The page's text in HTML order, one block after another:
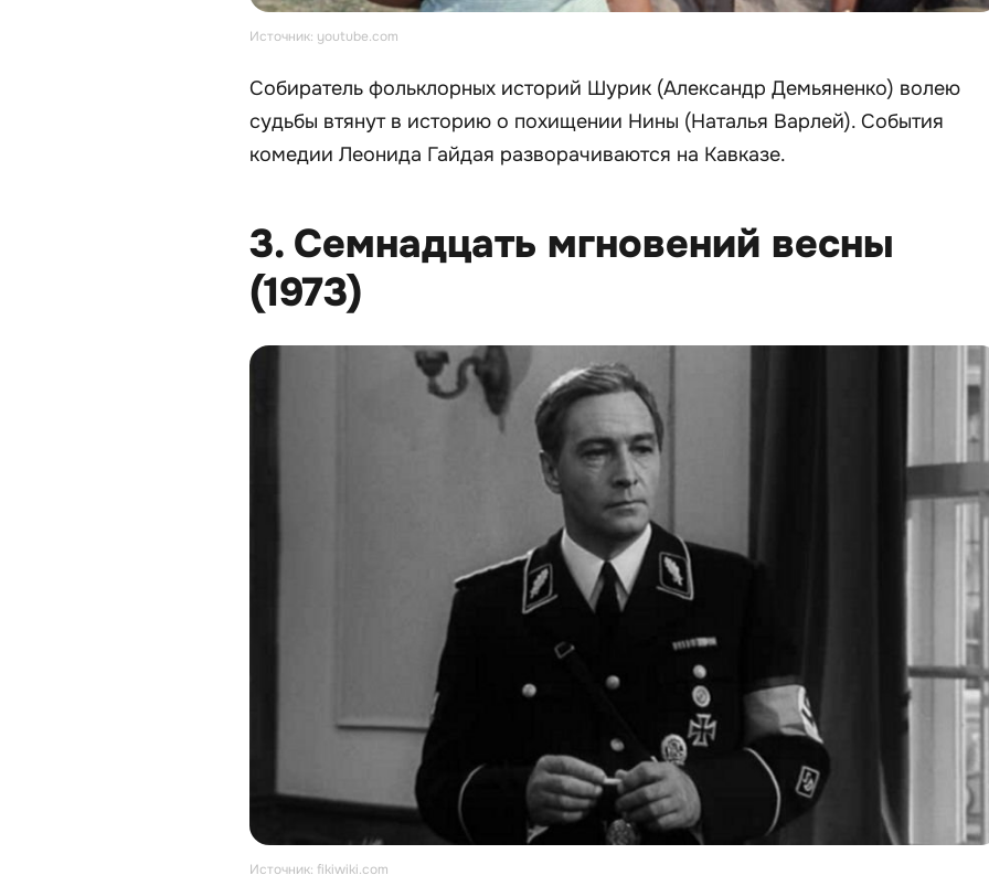
Источник: youtube.com
Собиратель фольклорных историй Шурик (Александр Демьяненко) волею
судьбы втянут в историю о похищении Нины (Наталья Варлей). События
комедии Леонида Гайдая разворачиваются на Кавказе.
3. Семнадцать мгновений весны
(1973)
Источник: fikiwiki.com